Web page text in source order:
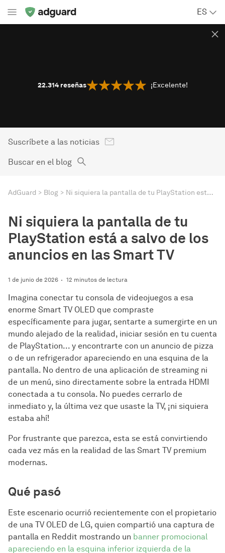
ES
22.314 reseñas ¡Excelente!
Suscríbete a las noticias
Buscar en el blog
AdGuard Blog Ni siquiera la pantalla de tu PlayStation está a salvo de los anuncios en las Smart TV
Ni siquiera la pantalla de tu
PlayStation está a salvo de los
anuncios en las Smart TV
1 de junio de 2026 12 minutos de lectura
Imagina conectar tu consola de videojuegos a esa
enorme Smart TV OLED que compraste
específicamente para jugar, sentarte a sumergirte en un
mundo alejado de la realidad, iniciar sesión en tu cuenta
de PlayStation... y encontrarte con un anuncio de pizza
o de un refrigerador apareciendo en una esquina de la
pantalla. No dentro de una aplicación de streaming ni
de un menú, sino directamente sobre la entrada HDMI
conectada a tu consola. No puedes cerrarlo de
inmediato y, la última vez que usaste la TV, ¡ni siquiera
estaba ahí!
Por frustrante que parezca, esta se está convirtiendo
cada vez más en la realidad de las Smart TV premium
modernas.
Qué pasó
Este escenario ocurrió recientemente con el propietario
de una TV OLED de LG, quien compartió una captura de
pantalla en Reddit mostrando un banner promocional
apareciendo en la esquina inferior izquierda de la